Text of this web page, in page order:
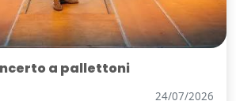
a pallettoni
24/07/2026